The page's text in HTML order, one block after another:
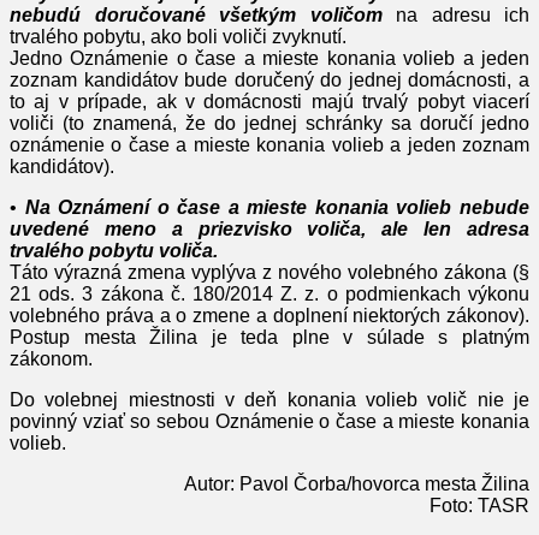
nebudú doručované všetkým voličomna adresu ich
trvalého pobytu, ako boli voliči zvyknutí.
Jedno Oznámenie o čase a mieste konania volieb a jeden
zoznam kandidátov bude doručený do jednej domácnosti, a
to aj v prípade, ak v domácnosti majú trvalý pobyt viacerí
voliči (to znamená, že do jednej schránky sa doručí jedno
oznámenie o čase a mieste konania volieb a jeden zoznam
kandidátov).
• Na Oznámení o čase a mieste konania volieb nebude
uvedené meno a priezvisko voliča, ale len adresa
trvalého pobytu voliča.
Táto výrazná zmena vyplýva z nového volebného zákona (§
21 ods. 3 zákona č. 180/2014 Z. z. o podmienkach výkonu
volebného práva a o zmene a doplnení niektorých zákonov).
Postup mesta Žilina je teda plne v súlade s platným
zákonom.
Do volebnej miestnosti v deň konania volieb volič nie je
povinný vziať so sebou Oznámenie o čase a mieste konania
volieb.
Autor: Pavol Čorba/hovorca mesta Žilina
Foto: TASR